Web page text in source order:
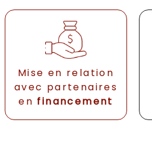
Mise en relation
avec partenaires
en financement